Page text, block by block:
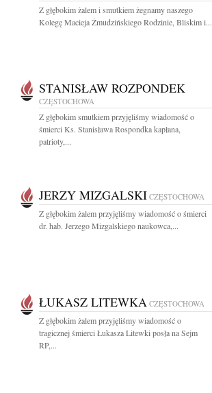
Z głębokim żalem i smutkiem żegnamy naszego
Kolegę Macieja Żmudzińskiego Rodzinie, Bliskim i...
STANISŁAW ROZPONDEK
CZĘSTOCHOWA
Z głębokim smutkiem przyjęliśmy wiadomość o
śmierci Ks. Stanisława Rospondka kapłana,
patrioty,...
JERZY MIZGALSKI CZĘSTOCHOWA
Z głębokim żalem przyjęliśmy wiadomość o śmierci
dr. hab. Jerzego Mizgalskiego naukowca,...
ŁUKASZ LITEWKA CZĘSTOCHOWA
Z głębokim żalem przyjęliśmy wiadomość o
tragicznej śmierci Łukasza Litewki posła na Sejm
RP,...